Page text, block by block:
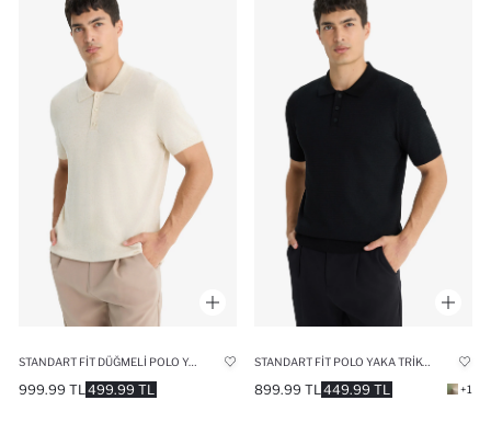
499.99 TL
999.99 TL 449.99 TL
899.99 TL +1